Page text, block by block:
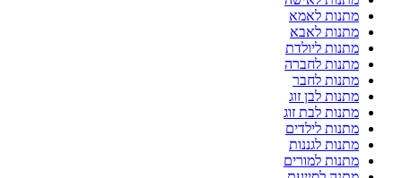
מתנות לאמא
מתנות לאבא
מתנות ליולדת
מתנות לחברה
מתנות לחבר
מתנות לבן זוג
מתנות לבת זוג
מתנות לילדים
מתנות לגננות
מתנות למורים